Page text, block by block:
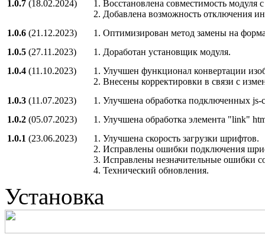
1.0.7 (18.02.2024)
1. Восстановлена совместимость модуля
2. Добавлена возможность отключения
1.0.6 (21.12.2023)
1. Оптимизирован метод замены на
1.0.5 (27.11.2023)
1. Доработан установщик модуля.
1.0.4 (11.10.2023)
1. Улучшен функционал конвертации
2. Внесены корректировки в связи с
1.0.3 (11.07.2023)
1. Улучшена обработка подключенных js-
1.0.2 (05.07.2023)
1. Улучшена обработка элемента "link"
1.0.1 (23.06.2023)
1. Улучшена скорость загрузки шрифтов.
2. Исправлены ошибки подключения
3. Исправлены незначительные ошибки
4. Технический обновления.
Установка